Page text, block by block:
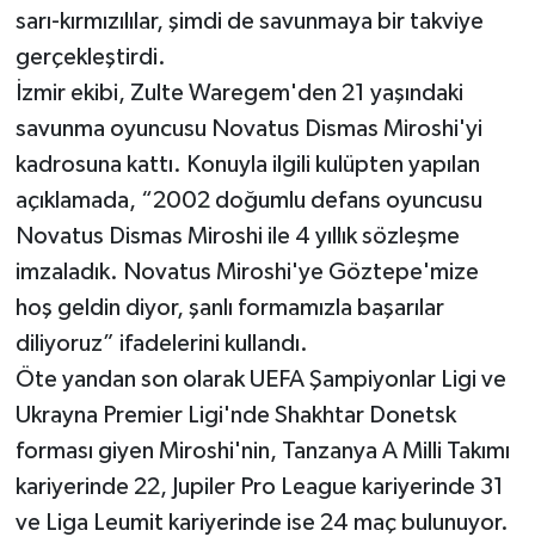
sarı-kırmızılılar, şimdi de savunmaya bir takviye
gerçekleştirdi.
İzmir ekibi, Zulte Waregem'den 21 yaşındaki
savunma oyuncusu Novatus Dismas Miroshi'yi
kadrosuna kattı. Konuyla ilgili kulüpten yapılan
açıklamada, “2002 doğumlu defans oyuncusu
Novatus Dismas Miroshi ile 4 yıllık sözleşme
imzaladık. Novatus Miroshi'ye Göztepe'mize
hoş geldin diyor, şanlı formamızla başarılar
diliyoruz” ifadelerini kullandı.
Öte yandan son olarak UEFA Şampiyonlar Ligi ve
Ukrayna Premier Ligi'nde Shakhtar Donetsk
forması giyen Miroshi'nin, Tanzanya A Milli Takımı
kariyerinde 22, Jupiler Pro League kariyerinde 31
ve Liga Leumit kariyerinde ise 24 maç bulunuyor.